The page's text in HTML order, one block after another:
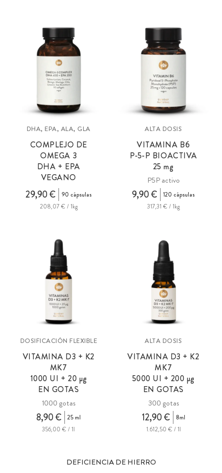
DHA, EPA, ALA, GLA
COMPLEJO DE
OMEGA 3
DHA + EPA
VEGANO
29,90 €
90 cápsulas
208,07 € / 1kg
ALTA DOSIS
VITAMINA B6
P-5-P BIOACTIVA
25 mg
P5P activo
9,90 €
120 cápsulas
317,31 € / 1kg
DOSIFICACIÓN FLEXIBLE
VITAMINA D3 + K2
MK7
1000 UI +20 µg
EN GOTAS
1000 gotas
8,90 €
25 ml
356,00 € / 1l
ALTA DOSIS
VITAMINA D3 + K2
MK7
5000 UI + 200 µg
EN GOTAS
300 gotas
12,90 €
8ml
1.612,50 € / 1l
DEFICIENCIA DE HIERRO